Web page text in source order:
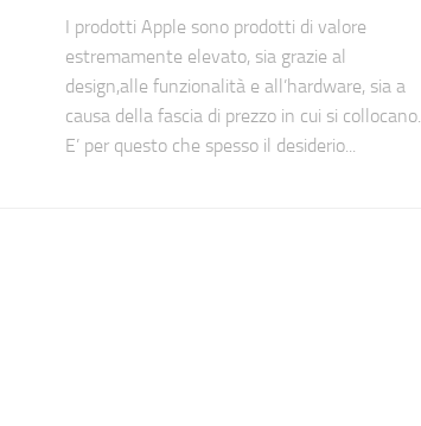
I prodotti Apple sono prodotti di valore
estremamente elevato, sia grazie al
design,alle funzionalità e all’hardware, sia a
causa della fascia di prezzo in cui si collocano.
E’ per questo che spesso il desiderio...